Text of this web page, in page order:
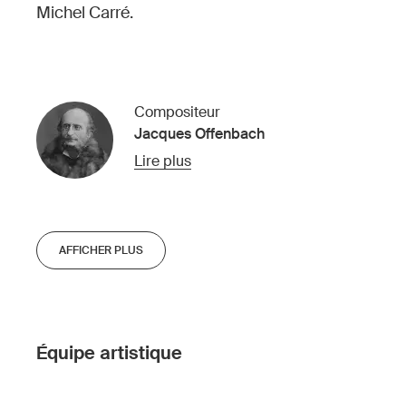
Michel Carré.
Compositeur
Jacques Offenbach
Lire plus
AFFICHER PLUS
Équipe artistique